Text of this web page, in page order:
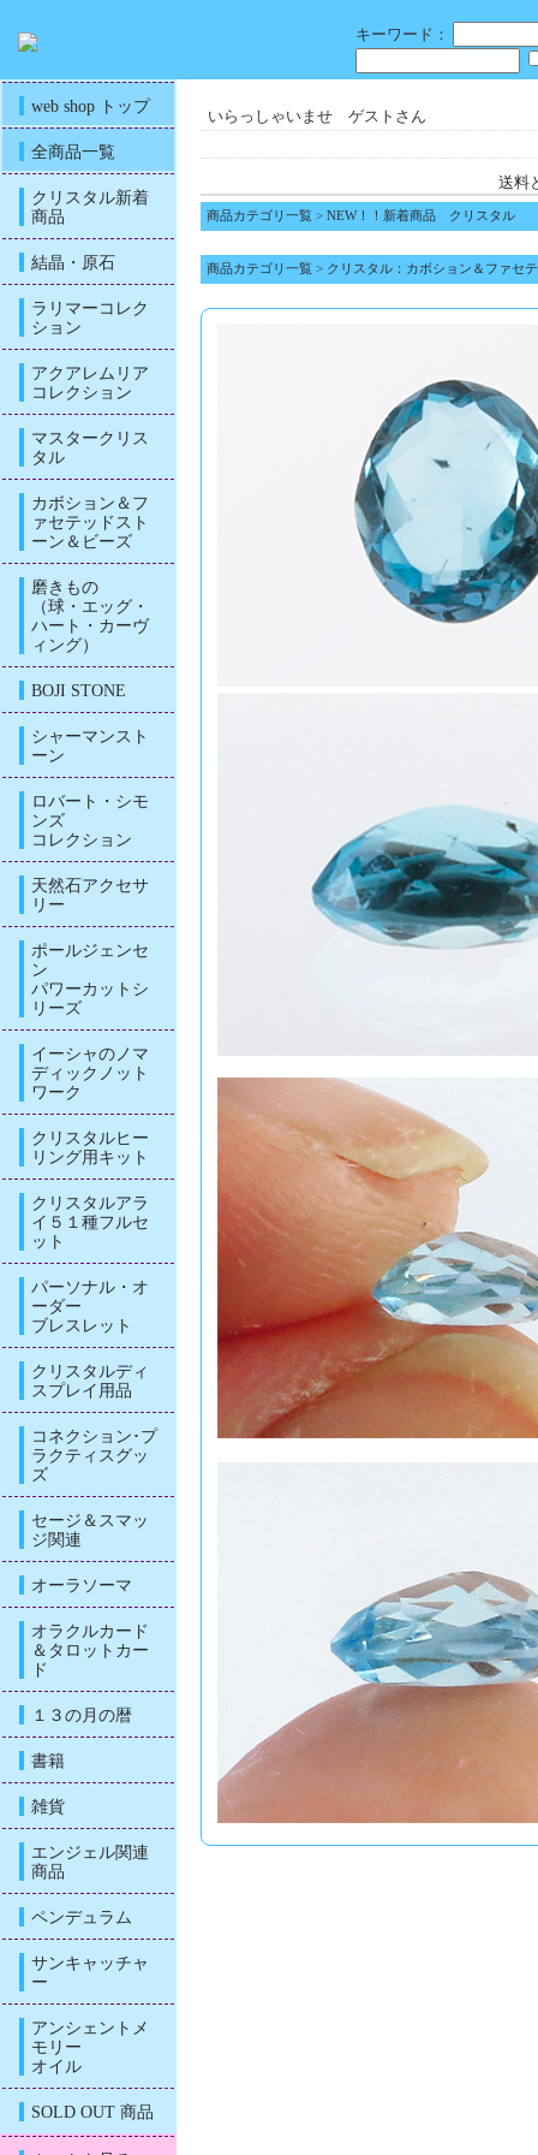
キーワード：
web shop トップ
全商品一覧
クリスタル新着
商品
結晶・原石
ラリマーコレク
ション
アクアレムリア
コレクション
マスタークリス
タル
カボション＆フ
ァセテッドスト
ーン＆ビーズ
磨きもの
（球・エッグ・
ハート・カーヴ
ィング）
BOJI STONE
シャーマンスト
ーン
ロバート・シモ
ンズ
コレクション
天然石アクセサ
リー
ポールジェンセ
ン
パワーカットシ
リーズ
イーシャのノマ
ディックノット
ワーク
クリスタルヒー
リング用キット
クリスタルアラ
イ５１種フルセ
ット
パーソナル・オ
ーダー
ブレスレット
クリスタルディ
スプレイ用品
コネクション･プ
ラクティスグッ
ズ
セージ＆スマッ
ジ関連
オーラソーマ
オラクルカード
＆タロットカー
ド
１３の月の暦
書籍
雑貨
エンジェル関連
商品
ペンデュラム
サンキャッチャ
ー
アンシェントメ
モリー
オイル
SOLD OUT 商品
いらっしゃいませ ゲストさん
送料
商品カテゴリ一覧 > NEW！！新着商品 クリスタル
商品カテゴリ一覧 > クリスタル：カボション＆ファセ